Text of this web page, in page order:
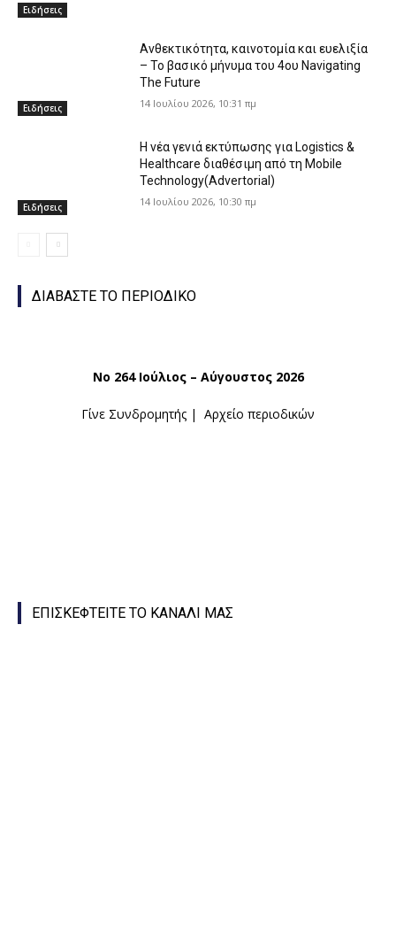
Ειδήσεις
Ειδήσεις
Ανθεκτικότητα, καινοτομία και ευελιξία
– Το βασικό μήνυμα του 4ου Navigating
The Future
14 Ιουλίου 2026, 10:31 πμ
Ειδήσεις
Η νέα γενιά εκτύπωσης για Logistics &
Healthcare διαθέσιμη από τη Mobile
Technology(Advertorial)
14 Ιουλίου 2026, 10:30 πμ
ΔΙΑΒΑΣΤΕ ΤΟ ΠΕΡΙΟΔΙΚΟ
Νο 264 Ιούλιος – Αύγουστος 2026
Γίνε Συνδρομητής | Αρχείο περιοδικών
ΕΠΙΣΚΕΦΤΕΙΤΕ ΤΟ ΚΑΝΑΛΙ ΜΑΣ